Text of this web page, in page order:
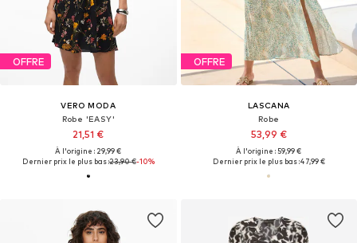
OFFRE
VERO MODA
Robe 'EASY'
21,51 €
À l'origine : 29,99 €
Dernier prix le plus bas :23,90 €-10%
OFFRE
LASCANA
Robe
53,99 €
À l'origine : 59,99 €
Dernier prix le plus bas :47,99 €